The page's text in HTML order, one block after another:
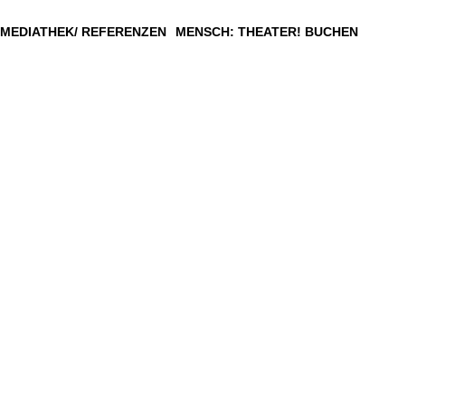
MEDIATHEK/ REFERENZEN MENSCH: THEATER! BUCHEN